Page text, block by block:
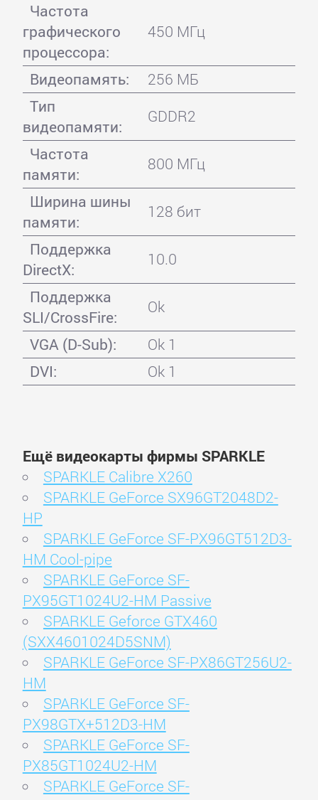
Частота
графического
процессора:
450 МГц
Видеопамять:
256 МБ
Тип
видеопамяти:
GDDR2
Частота
памяти:
800 МГц
Ширина шины
памяти:
128 бит
Поддержка
DirectX:
10.0
Поддержка
SLI/CrossFire:
Ok
VGA (D-Sub):
Ok 1
DVI:
Ok 1
Ещё видеокарты фирмы SPARKLE
SPARKLE Calibre X260
SPARKLE GeForce SX96GT2048D2-
HP
SPARKLE GeForce SF-PX96GT512D3-
HM Cool-pipe
SPARKLE GeForce SF-
PX95GT1024U2-HM Passive
SPARKLE Geforce GTX460
(SXX4601024D5SNM)
SPARKLE GeForce SF-PX86GT256U2-
HM
SPARKLE GeForce SF-
PX98GTX+512D3-HM
SPARKLE GeForce SF-
PX85GT1024U2-HM
SPARKLE GeForce SF-